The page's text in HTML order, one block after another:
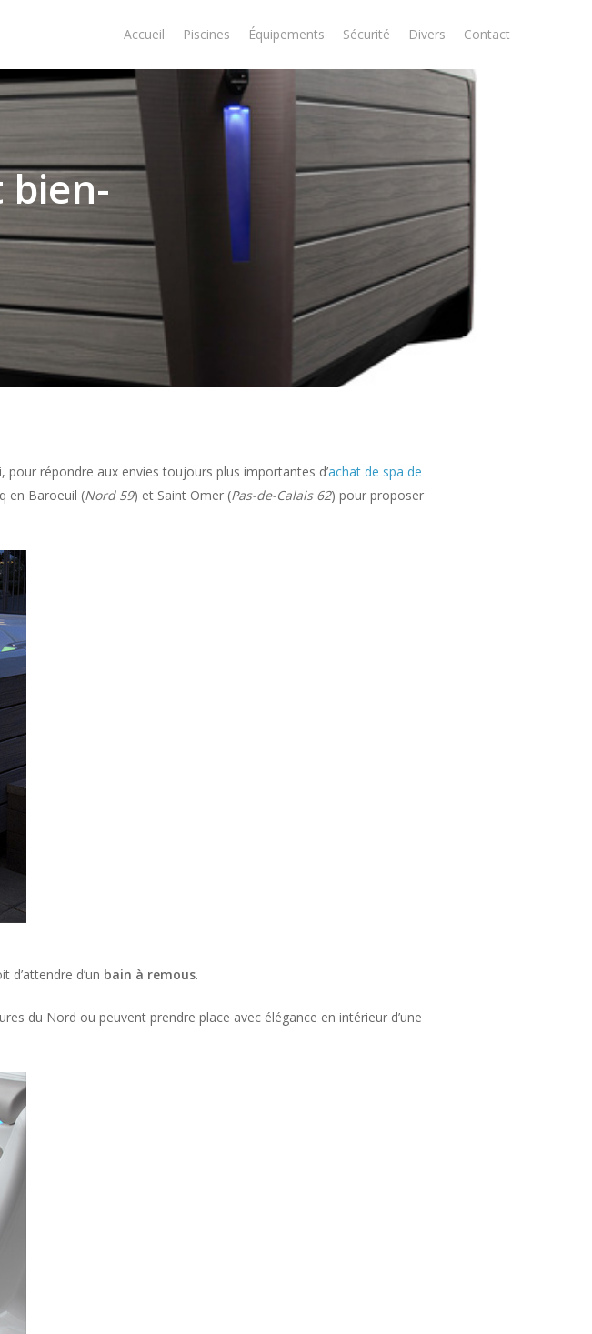
Accueil Piscines Équipements Sécurité Divers Contact
bien-
répondre aux envies toujours plus importantes d’achat de spa de
en Baroeuil (Nord 59) et Saint Omer (Pas-de-Calais 62) pour proposer
d’attendre d’un bain à remous.
du Nord ou peuvent prendre place avec élégance en intérieur d’une